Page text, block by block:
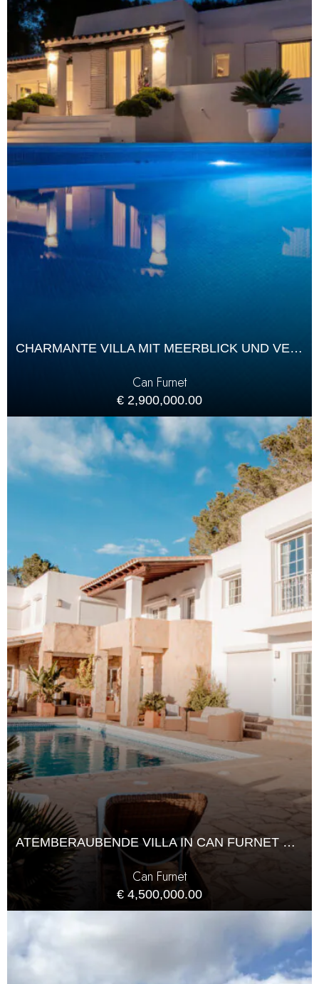
CHARMANTE VILLA MIT MEERBLICK UND VERMIETUNGSGENEHMIGUNG
Can Furnet
€ 2,900,000.00
ATEMBERAUBENDE VILLA IN CAN FURNET MIT PANORAMABLICK
Can Furnet
€ 4,500,000.00